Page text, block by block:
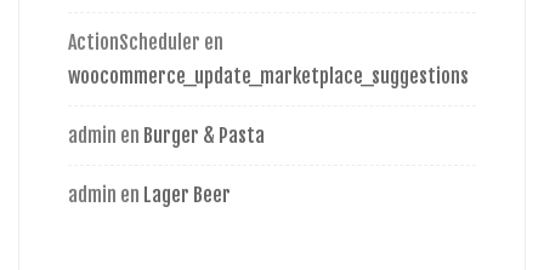
ActionScheduler en
woocommerce_update_marketplace_suggestions
admin en Burger & Pasta
admin en Lager Beer